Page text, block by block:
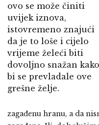
ovo se može činiti
uvijek iznova,
istovremeno znajući
da je to loše i cijelo
vrijeme želeći biti
dovoljno snažan kako
bi se prevladale ove
grešne želje.
zagađenu hranu, a da